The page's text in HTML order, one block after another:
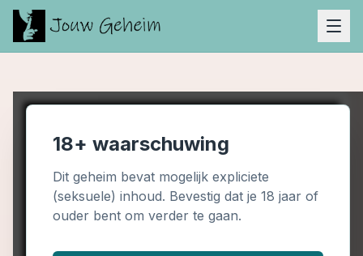
18+ waarschuwing
Dit geheim bevat mogelijk expliciete
(seksuele) inhoud. Bevestig dat je 18 jaar of
ouder bent om verder te gaan.